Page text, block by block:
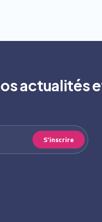
actualités
S'inscrire